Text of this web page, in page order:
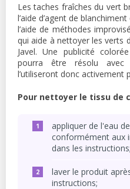
Les taches fraîches du vert
l’aide d’agent de
l’aide de méthodes
qui aide à nettoyer les verts
Javel. Une publicité
pourra être résolu avec
l’utiliseront donc activement
Pour nettoyer le tissu de
appliquer de l'eau
conformément aux
dans les instructions;
laver le produit
instructions;